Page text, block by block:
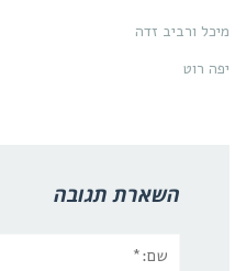
מיכל ורביב זדה
יפה רוט
השארת תגובה